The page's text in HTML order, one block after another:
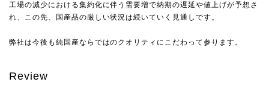
工場の減少における集約化に伴う需要増で納期の遅延や値上げが予想さ
れ、この先、国産品の厳しい状況は続いていく見通しです。
弊社は今後も純国産ならではのクオリティにこだわって参ります。
Review